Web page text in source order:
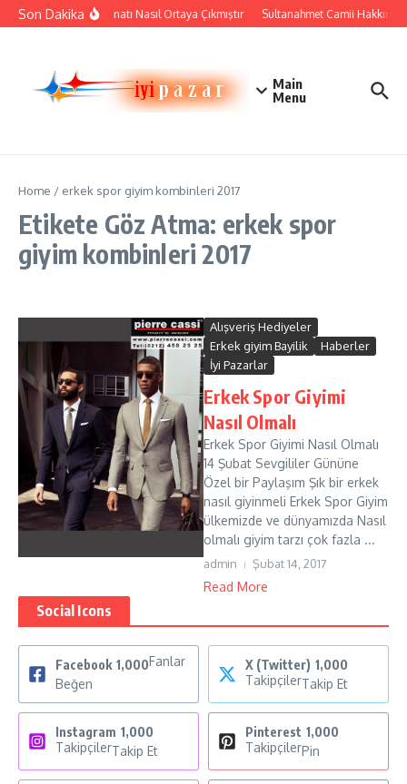
İçeriğe atla
Son DakikaÇini Sanatı Nasıl Ortaya Çıkmıştır Sultanahmet Camii
Main
Menu
Home / erkek spor giyim kombinleri 2017
Etikete Göz Atma: erkek spor
giyim kombinleri 2017
Alışveriş Hediyeler
Erkek giyim Bayilik
Haberler
İyi Pazarlar
Erkek Spor Giyimi
Nasıl Olmalı
Erkek Spor Giyimi Nasıl Olmalı
14 Şubat Sevgililer Gününe
Özel bir Paylaşım Şık bir erkek
nasıl giyinmeli Erkek Spor Giyim
ülkemizde ve dünyamızda Nasıl
olmalı giyim tarzı çok fazla ...
admin Şubat 14, 2017
Read More
Social Icons
Facebook 1,000Fanlar
Beğen
X (Twitter) 1,000
TakipçilerTakip Et
Instagram 1,000
TakipçilerTakip Et
Pinterest 1,000
TakipçilerPin